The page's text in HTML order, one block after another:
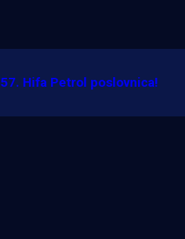
Hifa Petrol poslovnica!